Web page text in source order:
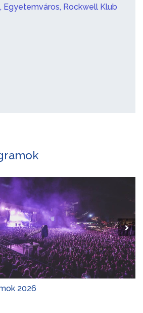
Egyetemváros, Rockwell Klub
2026